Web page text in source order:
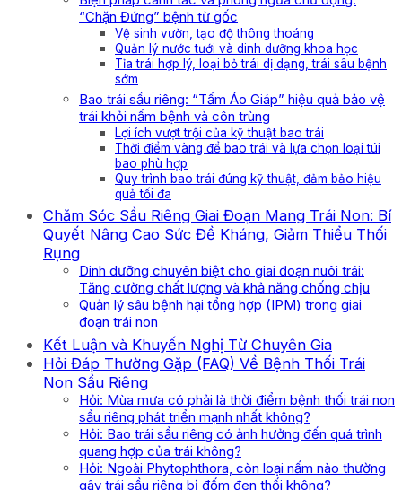
“Chặn Đứng” bệnh từ gốc
Vệ sinh vườn, tạo độ thông thoáng
Quản lý nước tưới và dinh dưỡng khoa học
Tỉa trái hợp lý, loại bỏ trái dị dạng, trái sâu bệnh
sớm
Bao trái sầu riêng: “Tấm Áo Giáp” hiệu quả bảo vệ
trái khỏi nấm bệnh và côn trùng
Lợi ích vượt trội của kỹ thuật bao trái
Thời điểm vàng để bao trái và lựa chọn loại túi
bao phù hợp
Quy trình bao trái đúng kỹ thuật, đảm bảo hiệu
quả tối đa
Chăm Sóc Sầu Riêng Giai Đoạn Mang Trái Non: Bí
Quyết Nâng Cao Sức Đề Kháng, Giảm Thiểu Thối
Rụng
Dinh dưỡng chuyên biệt cho giai đoạn nuôi trái:
Tăng cường chất lượng và khả năng chống chịu
Quản lý sâu bệnh hại tổng hợp (IPM) trong giai
đoạn trái non
Kết Luận và Khuyến Nghị Từ Chuyên Gia
Hỏi Đáp Thường Gặp (FAQ) Về Bệnh Thối Trái
Non Sầu Riêng
Hỏi: Mùa mưa có phải là thời điểm bệnh thối trái non
sầu riêng phát triển mạnh nhất không?
Hỏi: Bao trái sầu riêng có ảnh hưởng đến quá trình
quang hợp của trái không?
Hỏi: Ngoài Phytophthora, còn loại nấm nào thường
gây trái sầu riêng bị đốm đen thối không?